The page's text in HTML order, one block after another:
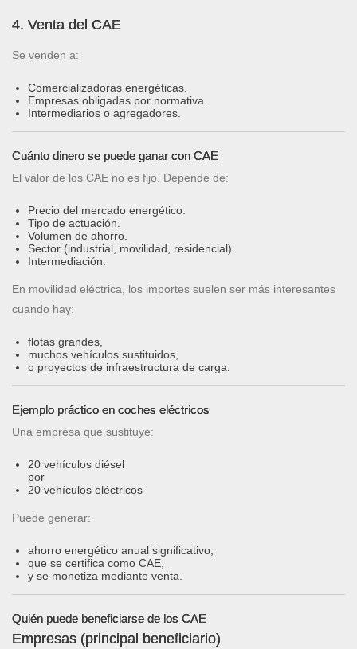
4. Venta del CAE
Se venden a:
Comercializadoras energéticas.
Empresas obligadas por normativa.
Intermediarios o agregadores.
Cuánto dinero se puede ganar con CAE
El valor de los CAE no es fijo. Depende de:
Precio del mercado energético.
Tipo de actuación.
Volumen de ahorro.
Sector (industrial, movilidad, residencial).
Intermediación.
En movilidad eléctrica, los importes suelen ser más interesantes
cuando hay:
flotas grandes,
muchos vehículos sustituidos,
o proyectos de infraestructura de carga.
Ejemplo práctico en coches eléctricos
Una empresa que sustituye:
20 vehículos diésel
por
20 vehículos eléctricos
Puede generar:
ahorro energético anual significativo,
que se certifica como CAE,
y se monetiza mediante venta.
Quién puede beneficiarse de los CAE
Empresas (principal beneficiario)